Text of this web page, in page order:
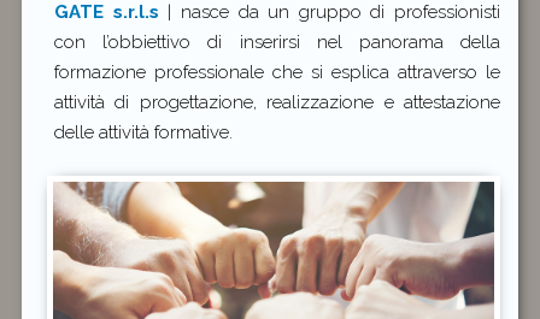
GATE s.r.l.s | nasce da un gruppo di professionisti
con l’obbiettivo di inserirsi nel panorama della
formazione professionale che si esplica attraverso le
attività di progettazione, realizzazione e attestazione
delle attività formative.